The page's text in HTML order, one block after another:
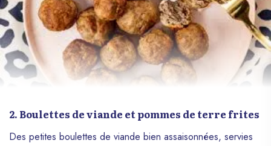
2. Boulettes de viande et pommes de terre frites
Des petites boulettes de viande bien assaisonnées, servies